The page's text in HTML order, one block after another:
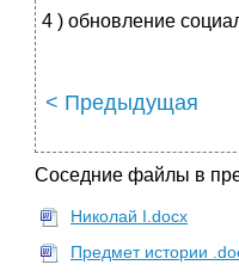
4 ) обновление
< Предыдущая
Соседние файлы в
Николай I.docx
Предмет истории